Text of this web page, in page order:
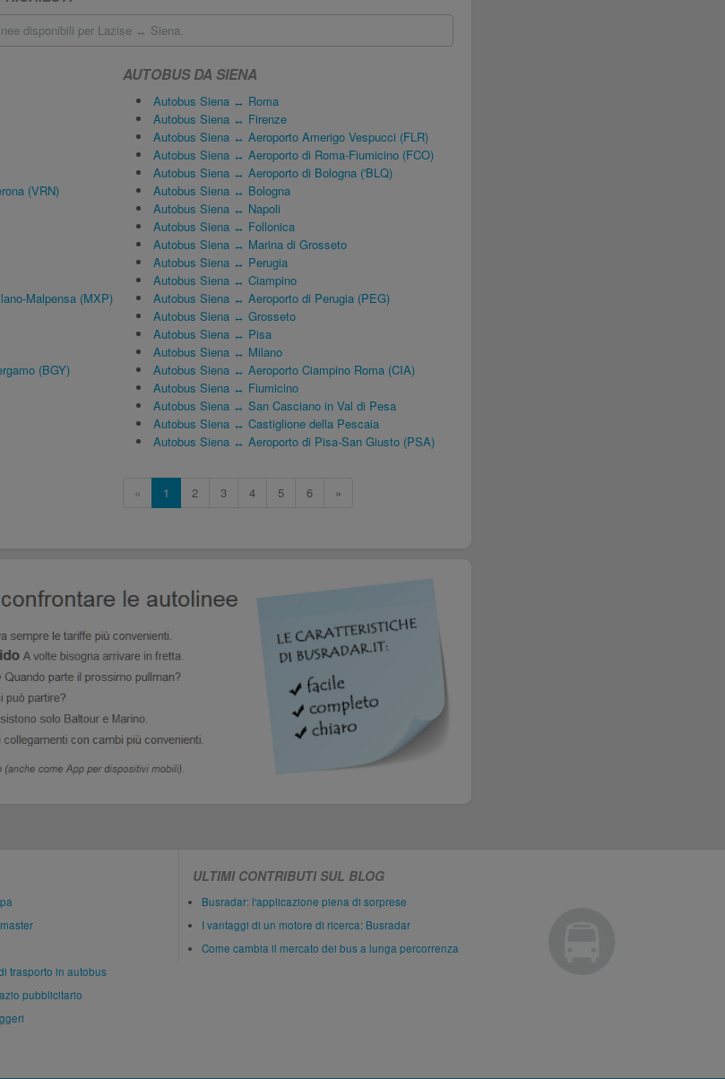
disponibili per Lazise ↔ Siena.
(VRN)
Malpensa (MXP)
(BGY)
AUTOBUS DA SIENA
Autobus Siena ↔ Roma
Autobus Siena ↔ Firenze
Autobus Siena ↔ Aeroporto Amerigo Vespucci (FLR)
Autobus Siena ↔ Aeroporto di Roma-Fiumicino (FCO)
Autobus Siena ↔ Aeroporto di Bologna ('BLQ)
Autobus Siena ↔ Bologna
Autobus Siena ↔ Napoli
Autobus Siena ↔ Follonica
Autobus Siena ↔ Marina di Grosseto
Autobus Siena ↔ Perugia
Autobus Siena ↔ Ciampino
Autobus Siena ↔ Aeroporto di Perugia (PEG)
Autobus Siena ↔ Grosseto
Autobus Siena ↔ Pisa
Autobus Siena ↔ Milano
Autobus Siena ↔ Aeroporto Ciampino Roma (CIA)
Autobus Siena ↔ Fiumicino
Autobus Siena ↔ San Casciano in Val di Pesa
Autobus Siena ↔ Castiglione della Pescaia
Autobus Siena ↔ Aeroporto di Pisa-San Giusto (PSA)
« 1 2 3 4 5 6 »
trasporto in autobus
pubblicitario
ULTIMI CONTRIBUTI SUL BLOG
Busradar: l'applicazione piena di sorprese
I vantaggi di un motore di ricerca: Busradar
Come cambia il mercato dei bus a lunga percorrenza